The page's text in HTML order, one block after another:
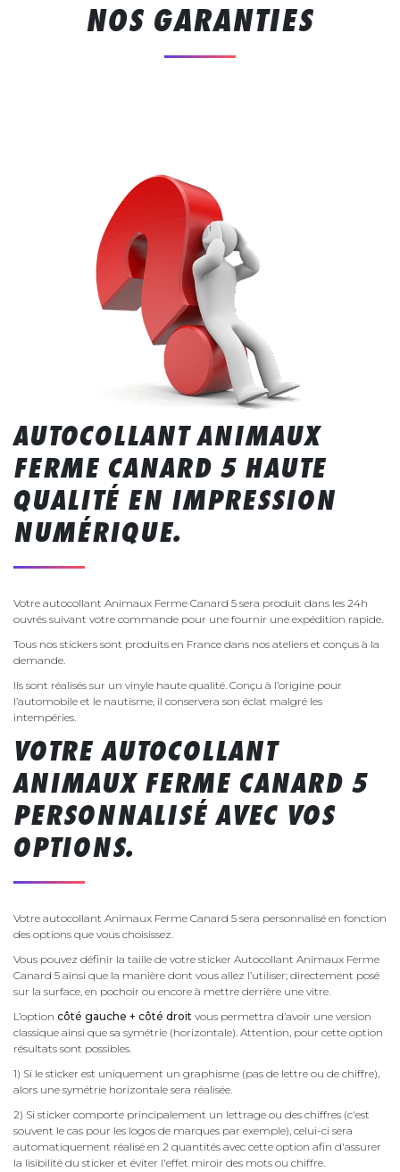
NOS GARANTIES
AUTOCOLLANT ANIMAUX
FERME CANARD 5 HAUTE
QUALITÉ EN IMPRESSION
NUMÉRIQUE.
Votre autocollant Animaux Ferme Canard 5 sera produit dans les 24h
ouvrés suivant votre commande pour une fournir une expédition rapide.
Tous nos stickers sont produits en France dans nos ateliers et conçus à la
demande.
Ils sont réalisés sur un vinyle haute qualité. Conçu à l’origine pour
l’automobile et le nautisme, il conservera son éclat malgré les
intempéries.
VOTRE AUTOCOLLANT
ANIMAUX FERME CANARD 5
PERSONNALISÉ AVEC VOS
OPTIONS.
Votre autocollant Animaux Ferme Canard 5 sera personnalisé en fonction
des options que vous choisissez.
Vous pouvez définir la taille de votre sticker Autocollant Animaux Ferme
Canard 5 ainsi que la manière dont vous allez l’utiliser; directement posé
sur la surface, en pochoir ou encore à mettre derrière une vitre.
L’option côté gauche + côté droit vous permettra d’avoir une version
classique ainsi que sa symétrie (horizontale). Attention, pour cette option
résultats sont possibles.
1) Si le sticker est uniquement un graphisme (pas de lettre ou de chiffre),
alors une symétrie horizontale sera réalisée.
2) Si sticker comporte principalement un lettrage ou des chiffres (c'est
souvent le cas pour les logos de marques par exemple), celui-ci sera
automatiquement réalisé en 2 quantités avec cette option afin d'assurer
la lisibilité du sticker et éviter l'effet miroir des mots ou chiffre.